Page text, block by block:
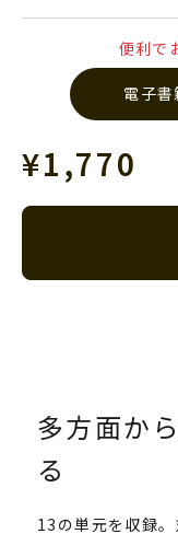
便利で
電子書
セール価格
¥1,770
多方面か
る
13の単元を収録。